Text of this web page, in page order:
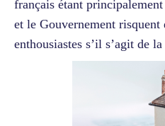
français étant
et le Gouvernement risquent
enthousiastes s’il s’agit de